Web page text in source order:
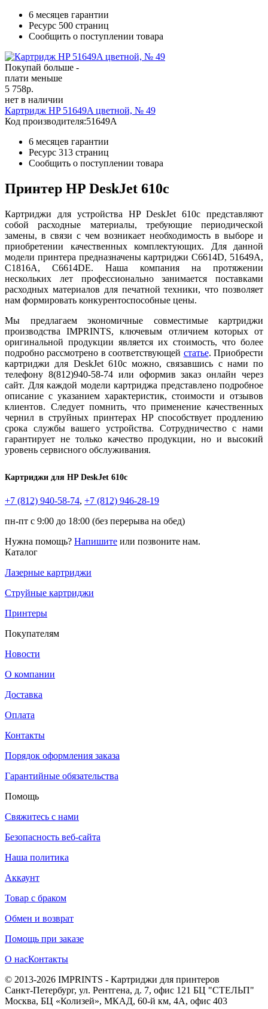
6 месяцев гарантии
Ресурс 500 страниц
Сообщить о поступлении товара
Покупай больше -
плати меньше
5 758р.
нет в наличии
Картридж HP 51649A цветной, № 49
Код производителя:51649A
6 месяцев гарантии
Ресурс 313 страниц
Сообщить о поступлении товара
Принтер HP DeskJet 610c
Картриджи для устройства HP DeskJet 610c представляют
собой расходные материалы, требующие периодической
замены, в связи с чем возникает необходимость в выборе и
приобретении качественных комплектующих. Для данной
модели принтера предназначены картриджи C6614D, 51649A,
C1816A, C6614DE. Наша компания на протяжении
нескольких лет профессионально занимается поставками
расходных материалов для печатной техники, что позволяет
нам формировать конкурентоспособные цены.
Мы предлагаем экономичные совместимые картриджи
производства IMPRINTS, ключевым отличием которых от
оригинальной продукции является их стоимость, что более
подробно рассмотрено в соответствующей статье. Приобрести
картриджи для DeskJet 610c можно, связавшись с нами по
телефону 8(812)940-58-74 или оформив заказ онлайн через
сайт. Для каждой модели картриджа представлено подробное
описание с указанием характеристик, стоимости и отзывов
клиентов. Следует помнить, что применение качественных
чернил в струйных принтерах HP способствует продлению
срока службы вашего устройства. Сотрудничество с нами
гарантирует не только качество продукции, но и высокий
уровень сервисного обслуживания.
Картриджи для HP DeskJet 610c
+7 (812) 940-58-74, +7 (812) 946-28-19
пн-пт с 9:00 до 18:00 (без перерыва на обед)
Нужна помощь? Напишите или позвоните нам.
Каталог
Лазерные картриджи
Струйные картриджи
Принтеры
Покупателям
Новости
О компании
Доставка
Оплата
Контакты
Порядок оформления заказа
Гарантийные обязательства
Помощь
Свяжитесь с нами
Безопасность веб-сайта
Наша политика
Аккаунт
Товар с браком
Обмен и возврат
Помощь при заказе
О насКонтакты
© 2013-2026 IMPRINTS - Картриджи для принтеров
Санкт-Петербург, ул. Рентгена, д. 7, офис 121 БЦ "СТЕЛЬП"
Москва, БЦ «Колизей», МКАД, 60-й км, 4А, офис 403